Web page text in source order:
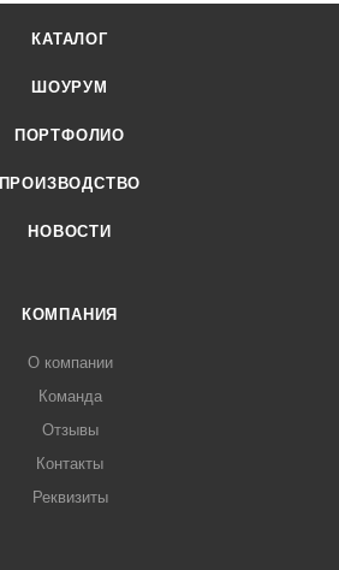
КАТАЛОГ
ШОУРУМ
ПОРТФОЛИО
ПРОИЗВОДСТВО
НОВОСТИ
КОМПАНИЯ
О компании
Команда
Отзывы
Контакты
Реквизиты